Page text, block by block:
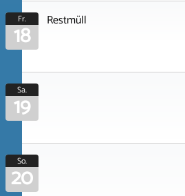
Fr.
18 Restmüll
Sa.
19
So.
20